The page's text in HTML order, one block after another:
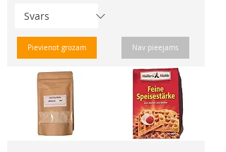
Pievienot grozam Nav pieejams